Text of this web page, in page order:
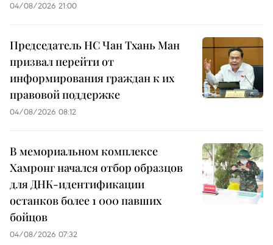
04/08/2026 21:00
Председатель НС Чан Тхань Ман
призвал перейти от
информирования граждан к их
правовой поддержке
04/08/2026 08:12
В мемориальном комплексе
Хамронг начался отбор образцов
для ДНК-идентификации
останков более 1 000 павших
бойцов
04/08/2026 07:32